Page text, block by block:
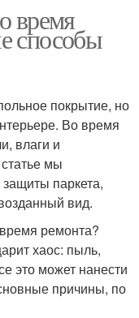
время
способы
покрытие, но
Во время
влаги и
мы
паркета,
вид.
ремонта?
хаос: пыль,
это может нанести
причины, по